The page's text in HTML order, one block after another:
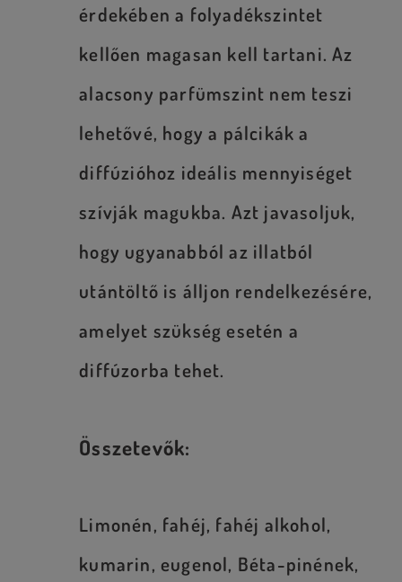
érdekében a folyadékszintet
kellően magasan kell tartani. Az
alacsony parfümszint nem teszi
lehetővé, hogy a pálcikák a
diffúzióhoz ideális mennyiséget
szívják magukba. Azt javasoljuk,
hogy ugyanabból az illatból
utántöltő is álljon rendelkezésére,
amelyet szükség esetén a
diffúzorba tehet.
Összetevők:
Limonén, fahéj, fahéj alkohol,
kumarin, eugenol, Béta-pinének,